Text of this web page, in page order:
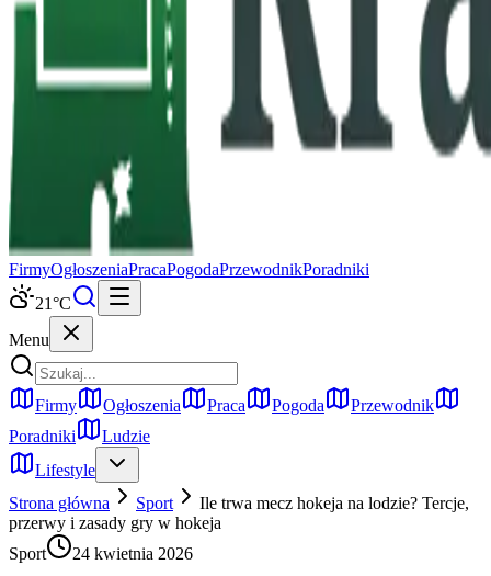
FirmyOgłoszeniaPracaPogodaPrzewodnikPoradniki
21°C
Menu
Firmy Ogłoszenia Praca Pogoda
Przewodnik
Poradniki
Ludzie
Lifestyle
Strona główna
Sport
Ile trwa mecz hokeja na lodzie? Tercje,
przerwy i zasady gry w hokeja
Sport
24 kwietnia 2026